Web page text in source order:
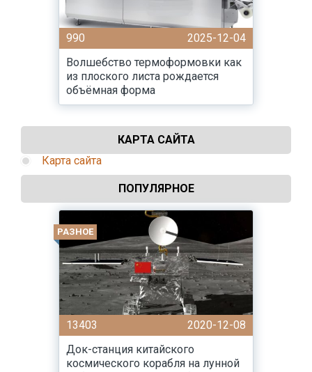
990
2025-12-04
Волшебство термоформовки как
из плоского листа рождается
объёмная форма
КАРТА САЙТА
Карта сайта
ПОПУЛЯРНОЕ
РАЗНОЕ
13403
2020-12-08
Док-станция китайского
космического корабля на лунной